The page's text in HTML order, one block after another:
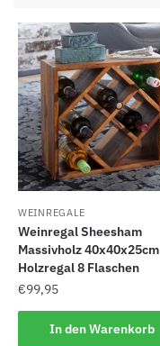
WEINREGALE
Weinregal Sheesham
Massivholz 40x40x25cm
Holzregal 8 Flaschen
€99,95
In den Warenkorb